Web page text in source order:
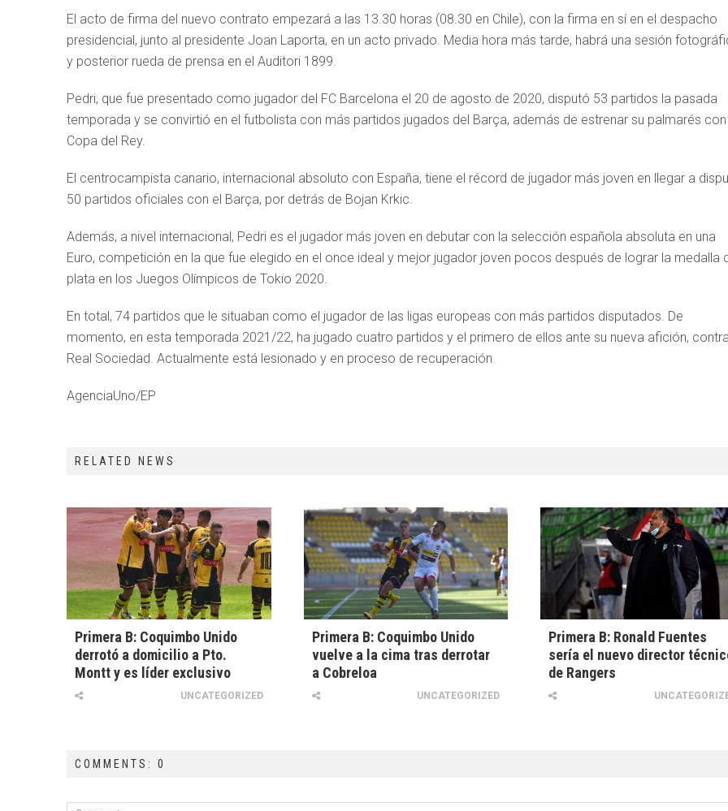
El acto de firma del nuevo contrato empezará a las 13.30 horas (08.30 en Chile), con la firma en sí en el despacho
presidencial, junto al presidente Joan Laporta, en un acto privado. Media hora más tarde, habrá una sesión
y posterior rueda de prensa en el Auditori 1899.
Pedri, que fue presentado como jugador del FC Barcelona el 20 de agosto de 2020, disputó 53 partidos la pasada
temporada y se convirtió en el futbolista con más partidos jugados del Barça, además de estrenar su palmarés
Copa del Rey.
El centrocampista canario, internacional absoluto con España, tiene el récord de jugador más joven en llegar a
50 partidos oficiales con el Barça, por detrás de Bojan Krkic.
Además, a nivel internacional, Pedri es el jugador más joven en debutar con la selección española absoluta en una
Euro, competición en la que fue elegido en el once ideal y mejor jugador joven pocos después de lograr la medalla
plata en los Juegos Olímpicos de Tokio 2020.
En total, 74 partidos que le situaban como el jugador de las ligas europeas con más partidos disputados. De
momento, en esta temporada 2021/22, ha jugado cuatro partidos y el primero de ellos ante su nueva afición,
Real Sociedad. Actualmente está lesionado y en proceso de recuperación.
AgenciaUno/EP
RELATED NEWS
Primera B: Coquimbo Unido
derrotó a domicilio a Pto.
Montt y es líder exclusivo
UNCATEGORIZED
Primera B: Coquimbo Unido
vuelve a la cima tras derrotar
a Cobreloa
UNCATEGORIZED
Primera B: Ronald Fuentes
sería el nuevo director
de Rangers
COMMENTS: 0